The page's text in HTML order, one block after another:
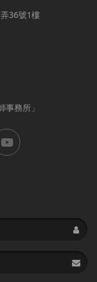
36號1樓
事務所」